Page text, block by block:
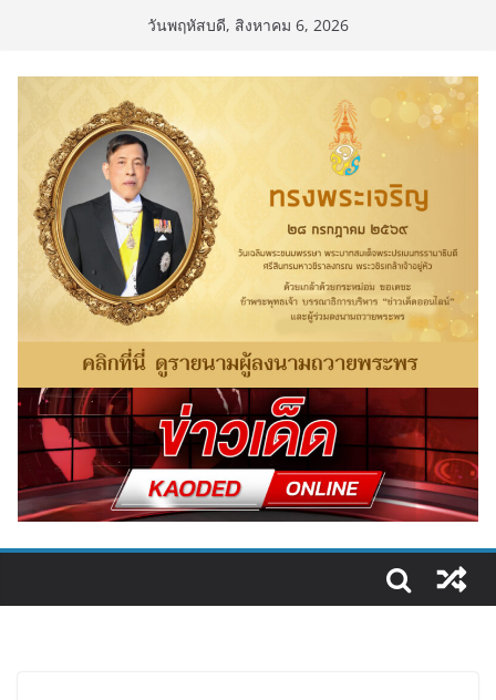
content
วันพฤหัสบดี, สิงหาคม 6, 2026